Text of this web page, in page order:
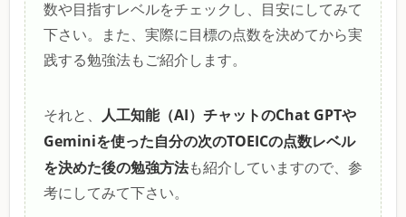
数や目指すレベルをチェックし、目安にしてみて
下さい。また、実際に目標の点数を決めてから実
践する勉強法もご紹介します。
それと、
人工知能（AI）チャットのChat GPTや
Geminiを使った自分の次のTOEICの点数レベル
を決めた後の勉強方法も紹介していますので、参
考にしてみて下さい。